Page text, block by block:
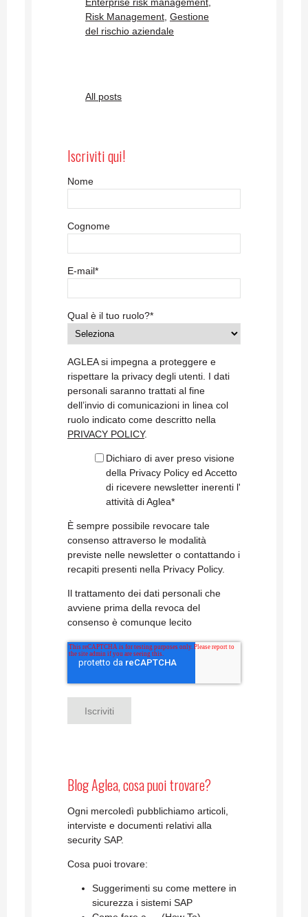
Risk Management Gestione
del rischio aziendale
All posts
Iscriviti qui!
Nome
Cognome
E-mail*
Qual è il tuo ruolo?*
AGLEA si impegna a proteggere e
rispettare la privacy degli utenti. I dati
personali saranno trattati al fine
dell’invio di comunicazioni in linea col
ruolo indicato come descritto nella
PRIVACY POLICY.
Dichiaro di aver preso visione
della Privacy Policy ed Accetto
di ricevere newsletter inerenti l'
attività di Aglea*
È sempre possibile revocare tale
consenso attraverso le modalità
previste nelle newsletter o contattando i
recapiti presenti nella Privacy Policy.
Il trattamento dei dati personali che
avviene prima della revoca del
consenso è comunque lecito
Blog Aglea, cosa puoi trovare?
Ogni mercoledì pubblichiamo articoli,
interviste e documenti relativi alla
security SAP.
Cosa puoi trovare:
Suggerimenti su come mettere in
sicurezza i sistemi SAP